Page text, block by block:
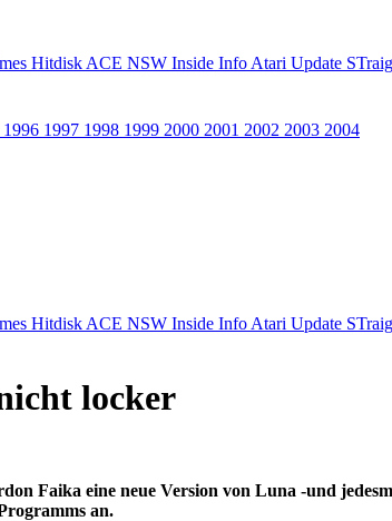
Hitdisk ACE NSW Inside Info Atari Update
1996 1997 1998 1999 2000 2001 2002 2003 2004
Hitdisk ACE NSW Inside Info Atari Update
locker
Faika eine neue Version von Luna -und
an.